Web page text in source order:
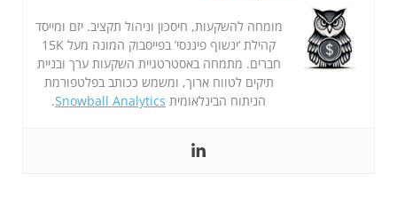
מומחה להשקעות, חיסכון וניהול תקציב. יזם ומייסד
קהילת ‘ינשוף פיננסי’ בפייסבוק המונה מעל 15K
חברים. מתמחה באסטרטגיית השקעות ערך ובניית
תיקים לטווח ארוך, ומשמש ככותב בפלטפורמת
הניתוח הבינלאומית Snowball Analytics
.